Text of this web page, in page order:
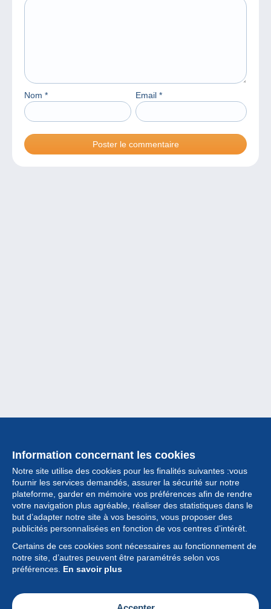
Nom * Email *
Information concernant les cookies
Notre site utilise des cookies pour les finalités suivantes :vous
fournir les services demandés, assurer la sécurité sur notre
plateforme, garder en mémoire vos préférences afin de rendre
votre navigation plus agréable, réaliser des statistiques dans le
but d’adapter notre site à vos besoins, vous proposer des
publicités personnalisées en fonction de vos centres d’intérêt.
Certains de ces cookies sont nécessaires au fonctionnement de
notre site, d’autres peuvent être paramétrés selon vos
préférences. En savoir plus
Collection
Actualités
Fonctionnalités
Société